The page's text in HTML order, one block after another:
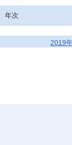
年次
2019